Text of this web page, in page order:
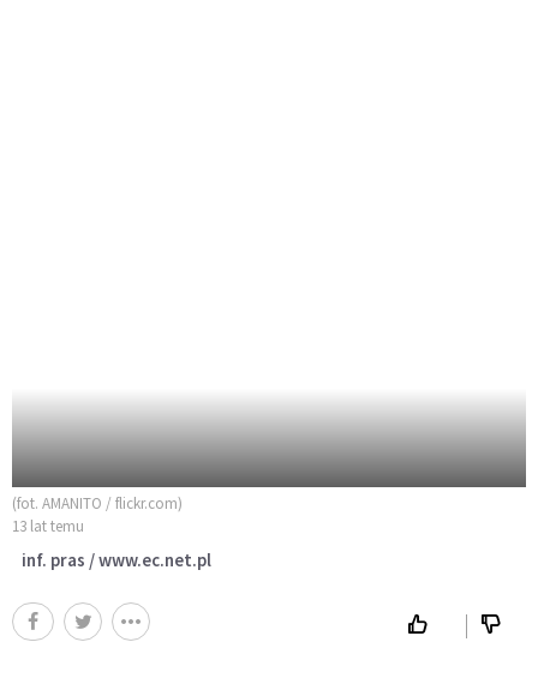
(fot. AMANITO / flickr.com)
13 lat temu
inf. pras / www.ec.net.pl